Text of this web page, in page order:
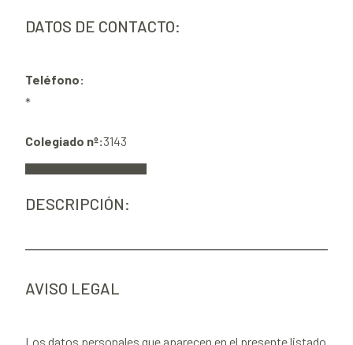
DATOS DE CONTACTO:
Teléfono:
*
Colegiado nº:3143
DESCRIPCIÓN:
AVISO LEGAL
Los datos personales que aparecen en el presente listado